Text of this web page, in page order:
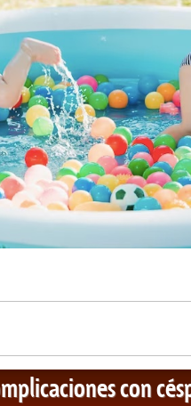
con